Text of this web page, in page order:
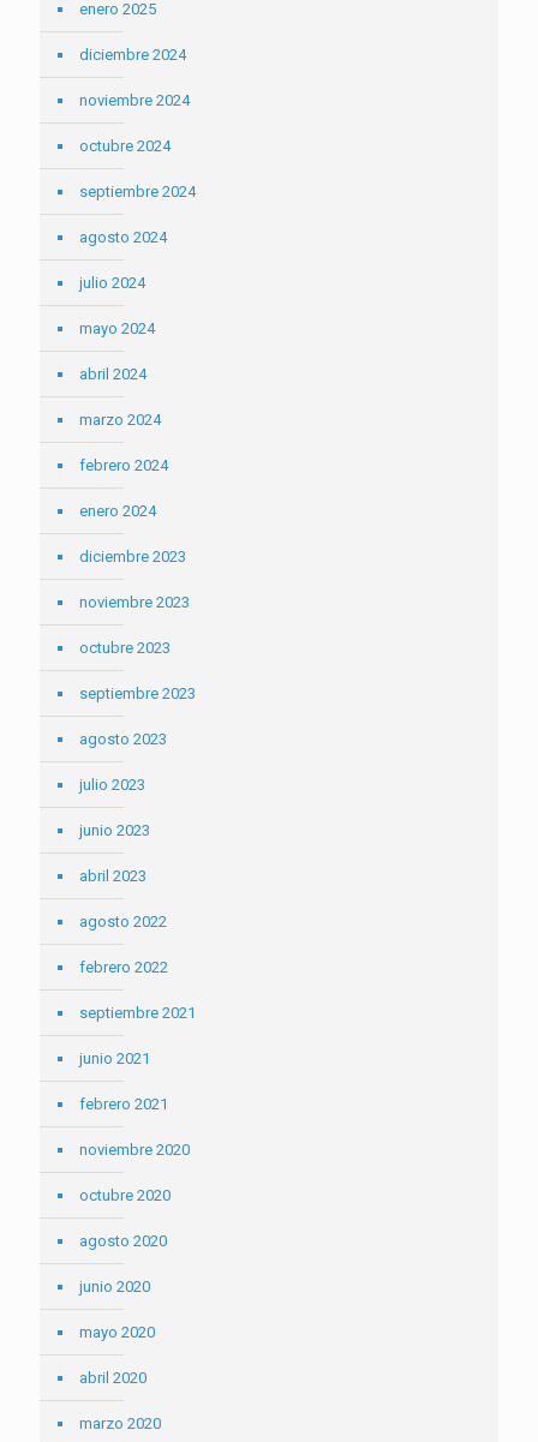
enero 2025
diciembre 2024
noviembre 2024
octubre 2024
septiembre 2024
agosto 2024
julio 2024
mayo 2024
abril 2024
marzo 2024
febrero 2024
enero 2024
diciembre 2023
noviembre 2023
octubre 2023
septiembre 2023
agosto 2023
julio 2023
junio 2023
abril 2023
agosto 2022
febrero 2022
septiembre 2021
junio 2021
febrero 2021
noviembre 2020
octubre 2020
agosto 2020
junio 2020
mayo 2020
abril 2020
marzo 2020